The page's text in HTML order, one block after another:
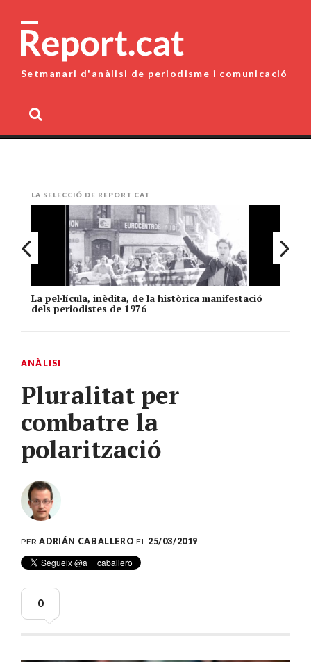
content
Setmanari d'anàlisi de periodisme i comunicació
LA SELECCIÓ DE REPORT.CAT
La pel·lícula, inèdita, de la històrica manifestació
dels periodistes de 1976
ANÀLISI
Pluralitat per
combatre la
polarització
PERADRIÁN CABALLERO EL 25/03/2019
0